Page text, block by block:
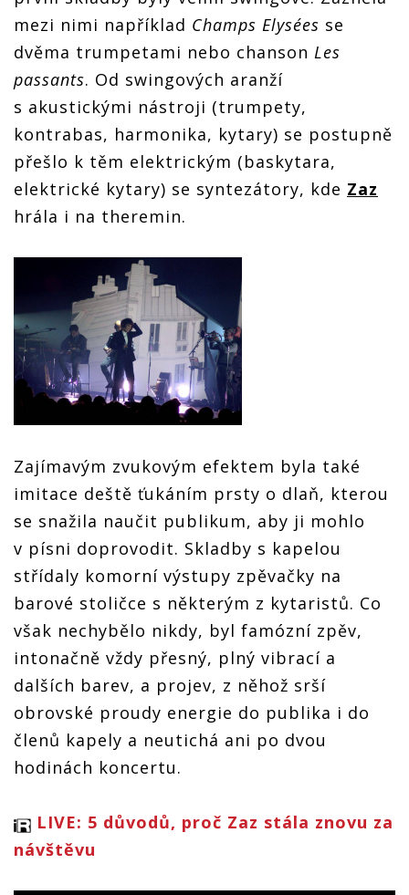
mezi nimi například Champs Elysées se
dvěma trumpetami nebo chanson Les
passants. Od swingových aranží
s akustickými nástroji (trumpety,
kontrabas, harmonika, kytary) se postupně
přešlo k těm elektrickým (baskytara,
elektrické kytary) se syntezátory, kde Zaz
hrála i na theremin.
Zajímavým zvukovým efektem byla také
imitace deště ťukáním prsty o dlaň, kterou
se snažila naučit publikum, aby ji mohlo
v písni doprovodit. Skladby s kapelou
střídaly komorní výstupy zpěvačky na
barové stoličce s některým z kytaristů. Co
však nechybělo nikdy, byl famózní zpěv,
intonačně vždy přesný, plný vibrací a
dalších barev, a projev, z něhož srší
obrovské proudy energie do publika i do
členů kapely a neutichá ani po dvou
hodinách koncertu.
LIVE: 5 důvodů, proč Zaz stála znovu za
návštěvu